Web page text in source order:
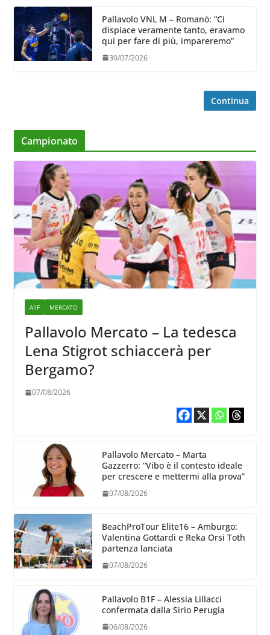
Pallavolo VNL M – Romanò: “Ci
dispiace veramente tanto, eravamo
qui per fare di più, impareremo”
30/07/2026
Continua
Campionato
A1F MERCATO
Pallavolo Mercato – La tedesca
Lena Stigrot schiaccerà per
Bergamo?
07/08/2026
Pallavolo Mercato – Marta
Gazzerro: “Vibo è il contesto ideale
per crescere e mettermi alla prova”
07/08/2026
BeachProTour Elite16 – Amburgo:
Valentina Gottardi e Reka Orsi Toth
partenza lanciata
07/08/2026
Pallavolo B1F – Alessia Lillacci
confermata dalla Sirio Perugia
06/08/2026